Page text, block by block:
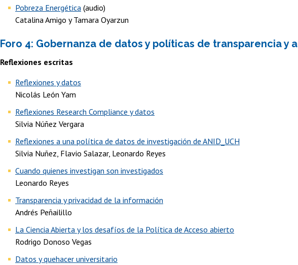
Pobreza Energética (audio)
Catalina Amigo y Tamara Oyarzun
Foro 4: Gobernanza de datos y políticas de transparencia y
Reflexiones escritas
Reflexiones y datos
Nicolás León Yam
Reflexiones Research Compliance y datos
Silvia Núñez Vergara
Reflexiones a una política de datos de investigación de ANID_UCH
Silvia Nuñez, Flavio Salazar, Leonardo Reyes
Cuando quienes investigan son investigados
Leonardo Reyes
Transparencia y privacidad de la información
Andrés Peñailillo
La Ciencia Abierta y los desafíos de la Política de Acceso abierto
Rodrigo Donoso Vegas
Datos y quehacer universitario